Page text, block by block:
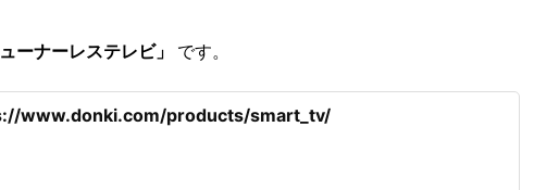
ューナーレステレビ」 です。
www.donki.com/products/smart_tv/